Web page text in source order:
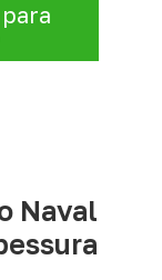
Naval